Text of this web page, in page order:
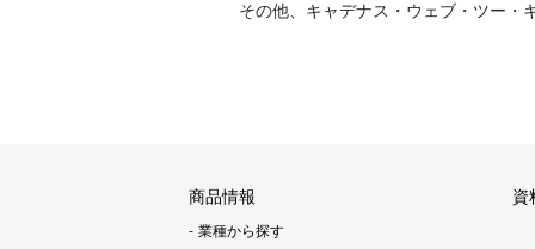
その他、キャデナス・ウェブ・ツー・
商品情報
業種から探す
資